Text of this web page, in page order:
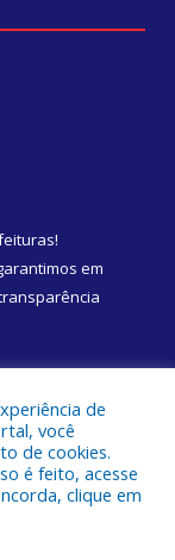
!
em
de Almeirim.
de
você
de cookies.
é feito, acesse
clique em